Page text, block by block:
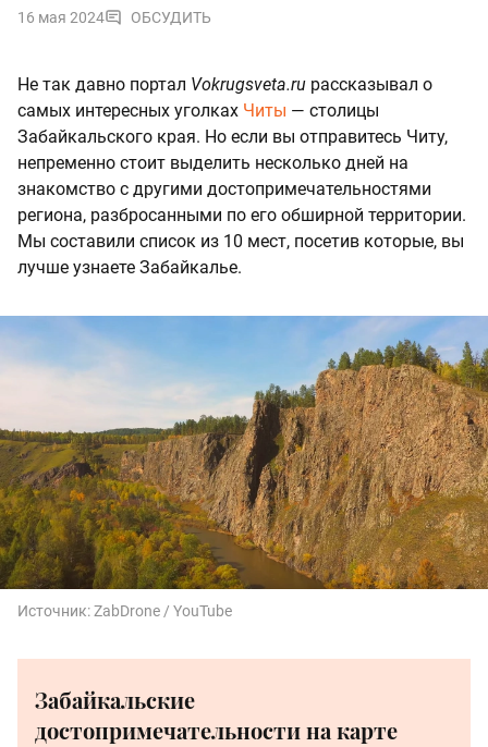
16 мая 2024 ОБСУДИТЬ
Не так давно портал Vokrugsveta.ru рассказывал о
самых интересных уголках Читы — столицы
Забайкальского края. Но если вы отправитесь Читу,
непременно стоит выделить несколько дней на
знакомство с другими достопримечательностями
региона, разбросанными по его обширной территории.
Мы составили список из 10 мест, посетив которые, вы
лучше узнаете Забайкалье.
Источник:ZabDrone / YouTube
Забайкальские
достопримечательности на карте